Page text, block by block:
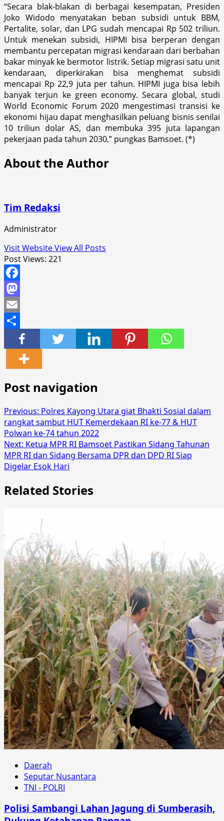
“Secara blak-blakan di berbagai kesempatan, Presiden
Joko Widodo menyatakan beban subsidi untuk BBM,
Pertalite, solar, dan LPG sudah mencapai Rp 502 triliun.
Untuk menekan subsidi, HIPMI bisa berperan dengan
membantu percepatan migrasi kendaraan dari berbahan
bakar minyak ke bermotor listrik. Setiap migrasi satu unit
kendaraan, diperkirakan bisa menghemat subsidi
mencapai Rp 22,9 juta per tahun. HIPMI juga bisa lebih
banyak terjun ke green economy. Secara global, studi
World Economic Forum 2020 mengestimasi transisi ke
ekonomi hijau dapat menghasilkan peluang bisnis senilai
10 triliun dolar AS, dan membuka 395 juta lapangan
pekerjaan pada tahun 2030,” pungkas Bamsoet. (*)
About the Author
Tim Redaksi
Administrator
Visit WebsiteView All Posts
Post Views: 221
Facebook
Mastodon
Email
Share
Post navigation
Previous: Polres Kayong Utara giat Bhakti Sosial dalam
rangkat sambut HUT Kemerdekaan RI ke-77 & HUT
Polwan ke-74 tahun 2022
Next: Ketua MPR RI Bamsoet Pastikan Sidang Tahunan
MPR RI dan Sidang Bersama DPR dan DPD RI Siap
Digelar Esok Hari
Related Stories
Daerah
Seputar Nusantara
TNI - POLRI
Polisi Sambangi Lahan Jagung di Sumberasih,